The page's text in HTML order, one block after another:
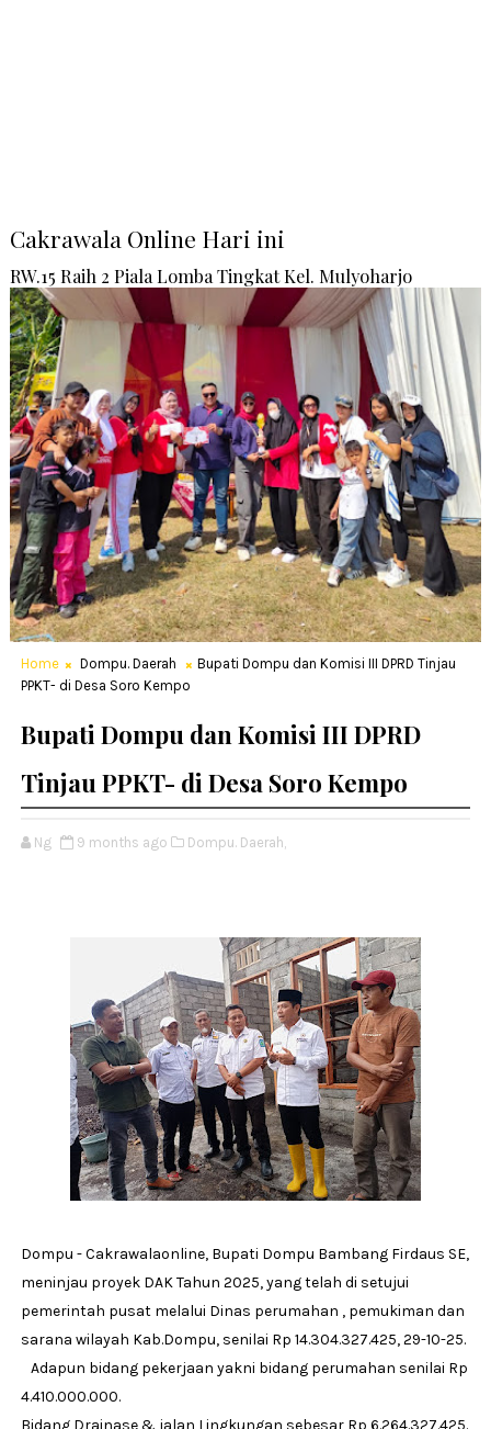
Cakrawala Online Hari ini
RW.15 Raih 2 Piala Lomba Tingkat Kel. Mulyoharjo
Home Dompu. Daerah
Bupati Dompu dan Komisi III DPRD Tinjau
PPKT- di Desa Soro Kempo
Bupati Dompu dan Komisi III DPRD
Tinjau PPKT- di Desa Soro Kempo
Ng 9 months ago Dompu. Daerah,
Dompu - Cakrawalaonline, Bupati Dompu Bambang Firdaus SE,
meninjau proyek DAK Tahun 2025, yang telah di setujui
pemerintah pusat melalui Dinas perumahan , pemukiman dan
sarana wilayah Kab.Dompu, senilai Rp 14.304.327.425, 29-10-25.
Adapun bidang pekerjaan yakni bidang perumahan senilai Rp
4.410.000.000.
Bidang Drainase & jalan Lingkungan sebesar Rp 6.264.327.425.